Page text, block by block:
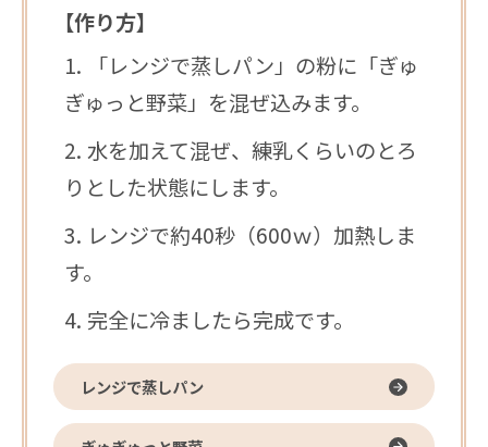
【作り方】
「レンジで蒸しパン」の粉に「ぎゅ
ぎゅっと野菜」を混ぜ込みます。
水を加えて混ぜ、練乳くらいのとろ
りとした状態にします。
レンジで約40秒（600ｗ）加熱しま
す。
完全に冷ましたら完成です。
レンジで蒸しパン